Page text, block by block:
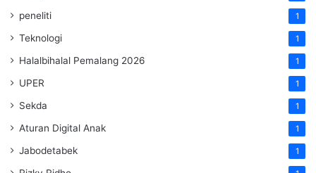
peneliti 1
Teknologi 1
Halalbihalal Pemalang 2026 1
UPER 1
Sekda 1
Aturan Digital Anak 1
Jabodetabek 1